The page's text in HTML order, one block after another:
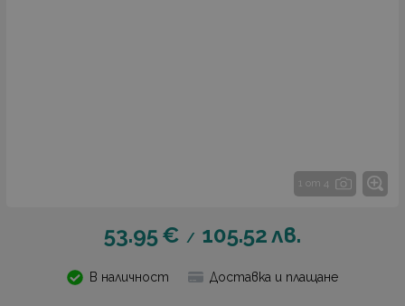
1 от 4
53.95€ / 105.52лв.
В наличност Доставка и плащане